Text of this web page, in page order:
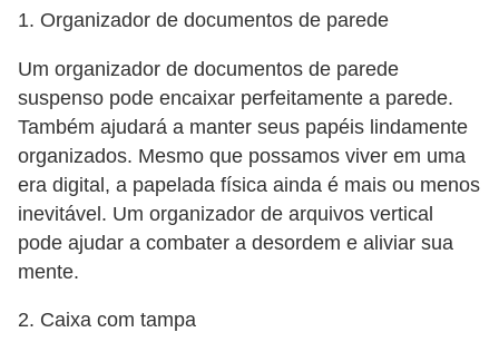
1. Organizador de documentos de parede
Um organizador de documentos de parede
suspenso pode encaixar perfeitamente a parede.
Também ajudará a manter seus papéis lindamente
organizados. Mesmo que possamos viver em uma
era digital, a papelada física ainda é mais ou menos
inevitável. Um organizador de arquivos vertical
pode ajudar a combater a desordem e aliviar sua
mente.
2. Caixa com tampa
e
i
n
t
e
r
n